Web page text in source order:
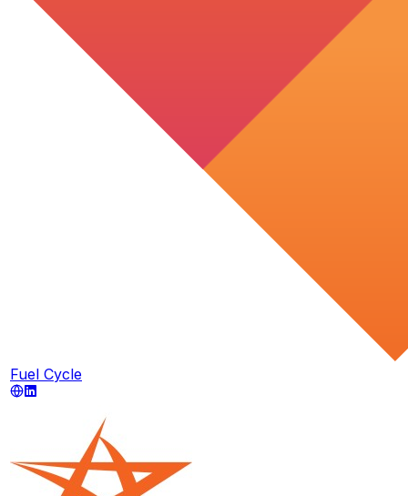
Fuel Cycle